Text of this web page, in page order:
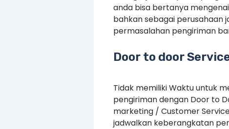
anda bisa bertanya
bahkan sebagai perusahaan
permasalahan pengiriman
Door to door
Tidak memiliki Waktu untuk
pengiriman dengan Door to
marketing / Customer
jadwalkan keberangkatan